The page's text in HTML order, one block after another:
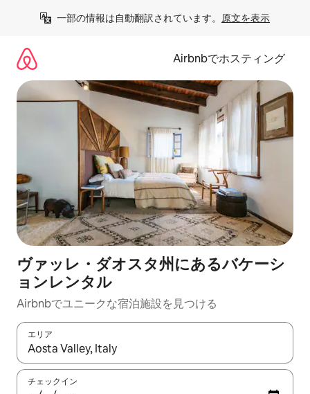
一部の情報は自動翻訳されています。 原文を表示
Airbnbでホスティング
ヴァッレ・ダオスタ州にあるバケーシ
ョンレンタル
Airbnbでユニークな宿泊施設を見つける
エリア
検索結果が表示されたら、上下の矢印キーを使って移動するか
チェックイン